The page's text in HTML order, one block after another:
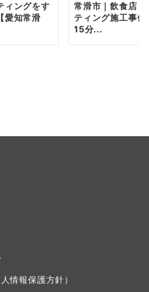
ィングをす
愛知常滑
常滑市｜飲食店
ティング施工事
15分...
情報保護方針）